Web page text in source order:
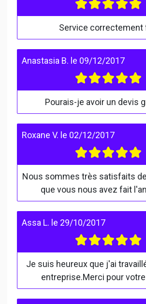
Service correctement
Anastasia B. le 09/12/2017
Pourais-je avoir un devis
Roxane V. le 02/12/2017
Nous sommes très satisfaits
que vous nous avez fait
Assa L. le 29/10/2017
Je suis heureux que j'ai
entreprise.Merci pour